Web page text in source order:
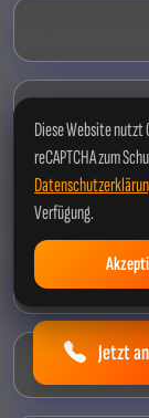
Jetzt
Diese Website nutzt
reCAPTCHA zum
Verfügung.